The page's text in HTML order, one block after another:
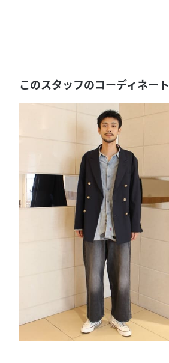
このスタッフのコーディネート